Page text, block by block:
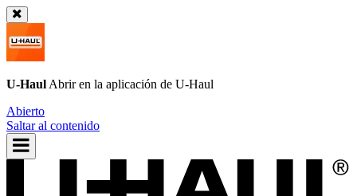
U-Haul Abrir en la aplicación de U-Haul
Abierto
Saltar al contenido